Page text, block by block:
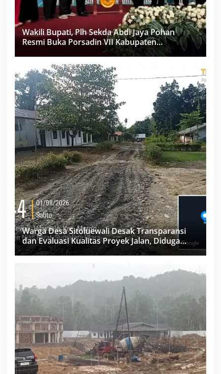
Wakili Bupati, Plh Sekda Abdi Jaya Pohan
Resmi Buka Porsadin VII Kabupaten
Warga Desa Sitoluewali Desak Transparansi
dan Evaluasi Kualitas Proyek Jalan, Diduga
Minim Informasi